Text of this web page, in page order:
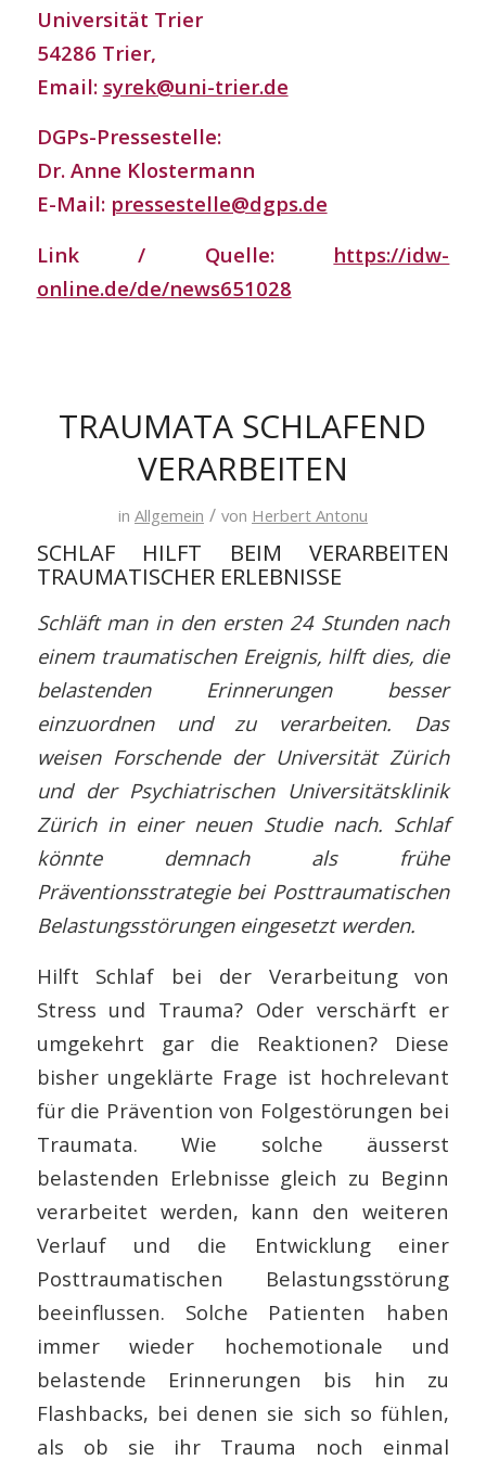
Universität Trier
54286 Trier,
Email: syrek@uni-trier.de
DGPs-Pressestelle:
Dr. Anne Klostermann
E-Mail: pressestelle@dgps.de
Link / Quelle: https://idw-
online.de/de/news651028
TRAUMATA SCHLAFEND
VERARBEITEN
in Allgemein / von Herbert Antonu
SCHLAF HILFT BEIM VERARBEITEN
TRAUMATISCHER ERLEBNISSE
Schläft man in den ersten 24 Stunden nach
einem traumatischen Ereignis, hilft dies, die
belastenden Erinnerungen besser
einzuordnen und zu verarbeiten. Das
weisen Forschende der Universität Zürich
und der Psychiatrischen Universitätsklinik
Zürich in einer neuen Studie nach. Schlaf
könnte demnach als frühe
Präventionsstrategie bei Posttraumatischen
Belastungsstörungen eingesetzt werden.
Hilft Schlaf bei der Verarbeitung von
Stress und Trauma? Oder verschärft er
umgekehrt gar die Reaktionen? Diese
bisher ungeklärte Frage ist hochrelevant
für die Prävention von Folgestörungen bei
Traumata. Wie solche äusserst
belastenden Erlebnisse gleich zu Beginn
verarbeitet werden, kann den weiteren
Verlauf und die Entwicklung einer
Posttraumatischen Belastungsstörung
beeinflussen. Solche Patienten haben
immer wieder hochemotionale und
belastende Erinnerungen bis hin zu
Flashbacks, bei denen sie sich so fühlen,
als ob sie ihr Trauma noch einmal